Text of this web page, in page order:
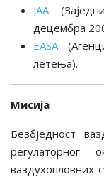
JAA
децембра
EASA
летења).
Мисија
Безбједност
регулаторног
ваздухопловних